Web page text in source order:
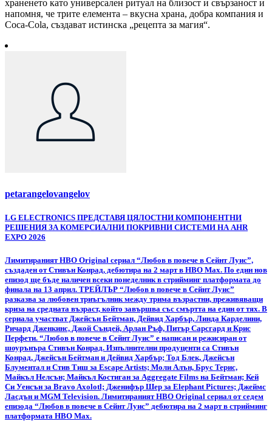
храненето като универсален ритуал на близост и свързаност и
напомня, че трите елемента – вкусна храна, добра компания и
Coca-Cola, създават истинска „рецепта за магия“.
petarangelovangelov
Навигация
LG ELECTRONICS ПРЕДСТАВЯ ЦЯЛОСТНИ КОМПОНЕНТНИ
РЕШЕНИЯ ЗА КОМЕРСИАЛНИ ПОКРИВНИ СИСТЕМИ НА AHR
EXPO 2026
Лимитираният HBO Original сериал “Любов в повече в Сейнт Луис”,
създаден от Стивън Конрад, дебютира на 2 март в HBO Max. По един нов
епизод ще бъде наличен всеки понеделник в стрийминг платформата до
финала на 13 април. ТРЕЙЛЪР “Любов в повече в Сейнт Луис”
разказва за любовен триъгълник между трима възрастни, преживяващи
криза на средната възраст, който завършва със смъртта на един от тях. В
сериала участват Джейсън Бейтман, Дейвид Харбър, Линда Карделини,
Ричард Дженкинс, Джой Съндей, Арлан Ръф, Питър Сарсгард и Крис
Перфети. “Любов в повече в Сейнт Луис” е написан и режисиран от
шоурънъра Стивън Конрад. Изпълнителни продуценти са Стивън
Конрад, Джейсън Бейтман и Дейвид Харбър; Тод Блек, Джейсън
Блументал и Стив Тиш за Escape Artists; Моли Алън, Брус Терис,
Майкъл Нелсън; Майкъл Костиган за Aggregate Films на Бейтман; Кей
Си Уенсън за Bravo Axolotl; Дженифър Шер за Elephant Pictures; Джеймс
Ласдън и MGM Television. Лимитираният HBO Original сериал от седем
епизода “Любов в повече в Сейнт Луис” дебютира на 2 март в стрийминг
платформата HBO Max.